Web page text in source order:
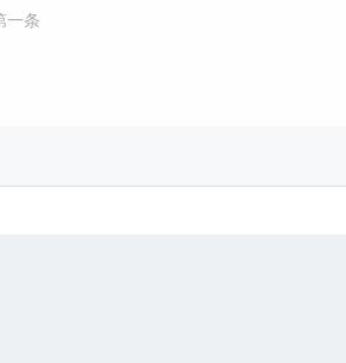
一条